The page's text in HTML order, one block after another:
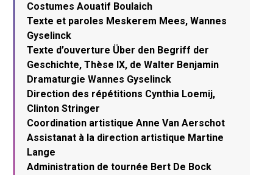
Costumes Aouatif Boulaich
Texte et paroles Meskerem Mees, Wannes
Gyselinck
Texte d’ouverture Über den Begriff der
Geschichte, Thèse IX, de Walter Benjamin
Dramaturgie Wannes Gyselinck
Direction des répétitions Cynthia Loemij,
Clinton Stringer
Coordination artistique Anne Van Aerschot
Assistanat à la direction artistique Martine
Lange
Administration de tournée Bert De Bock